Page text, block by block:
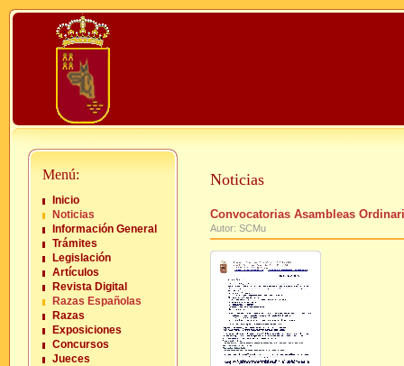
Menú:
Inicio
Noticias
Información General
Trámites
Legislación
Artículos
Revista Digital
Razas Españolas
Razas
Exposiciones
Concursos
Jueces
Noticias
Convocatorias Asambleas
Autor: SCMu